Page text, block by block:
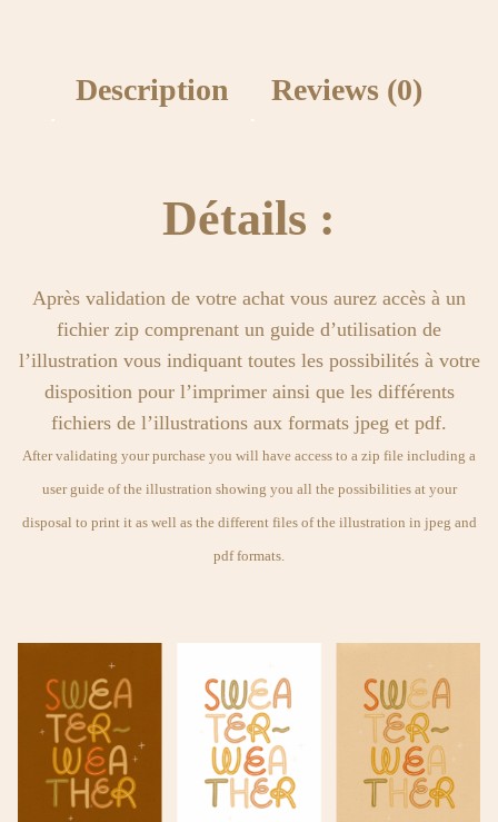
Description Reviews (0)
Détails :
Après validation de votre achat vous aurez accès à un
fichier zip comprenant un guide d’utilisation de
l’illustration vous indiquant toutes les possibilités à votre
disposition pour l’imprimer ainsi que les différents
fichiers de l’illustrations aux formats jpeg et pdf.
After validating your purchase you will have access to a zip file including a
user guide of the illustration showing you all the possibilities at your
disposal to print it as well as the different files of the illustration in jpeg and
pdf formats.